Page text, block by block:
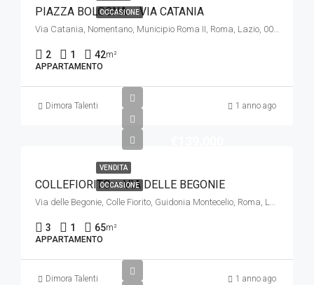
OCCASIONE
PIAZZA BOLOGNA – VIA CATANIA
Via Catania, Nomentano, Municipio Roma II, Roma, Lazio, 00161, Italia
2 1 42m²
APPARTAMENTO
Dimora Talenti 1 anno ago
VENDITA
OCCASIONE
COLLEFIORITO – VIA DELLE BEGONIE
Via delle Begonie, Colle Fiorito, Guidonia Montecelio, Roma, Lazio, 00012, Italia
3 1 65m²
APPARTAMENTO
Dimora Talenti 1 anno ago